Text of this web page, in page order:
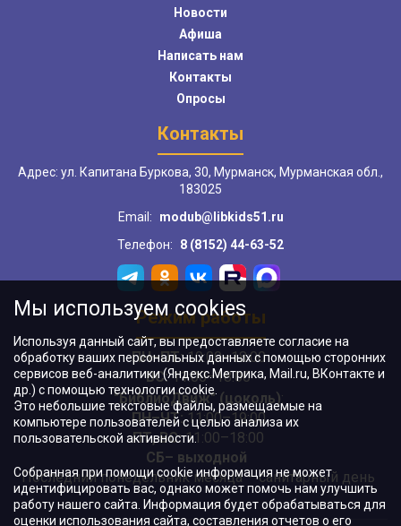
Новости
Афиша
Написать нам
Контакты
Опросы
Контакты
Адрес: ул. Капитана Буркова, 30, Мурманск, Мурманская обл.,
183025
Email:
modub@libkids51.ru
Телефон:
8 (8152) 44-63-52
Режим работы
ПН–ПТ:10:00–18:00
ВС:11:00–18:00
"БиблиоДвиж" (цоколь):
ПН–ЧТ:11:00–19:00
ПТ, ВС:11:00–18:00
СБ– выходной
Последний понедельник месяца – санитарный день
Мы используем cookies
Используя данный сайт, вы предоставляете согласие на
обработку ваших персональных данных с помощью сторонних
сервисов веб-аналитики (Яндекс.Метрика, Mail.ru, ВКонтакте и
др.) с помощью технологии cookie.
Это небольшие текстовые файлы, размещаемые на
компьютере пользователей с целью анализа их
пользовательской активности.
Собранная при помощи cookie информация не может
идентифицировать вас, однако может помочь нам улучшить
работу нашего сайта. Информация будет обрабатываться для
оценки использования сайта, составления отчетов о его